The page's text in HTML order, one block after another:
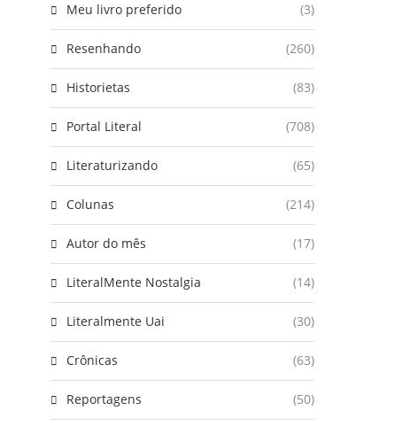
Meu livro preferido (3)
Resenhando (260)
Historietas (83)
Portal Literal (708)
Literaturizando (65)
Colunas (214)
Autor do mês (17)
LiteralMente Nostalgia (14)
Literalmente Uai (30)
Crônicas (63)
Reportagens (50)